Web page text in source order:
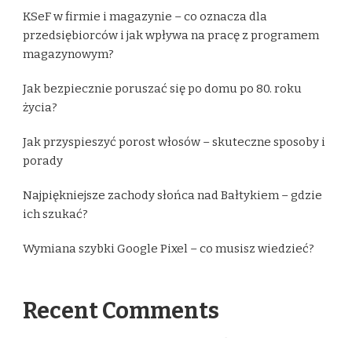
KSeF w firmie i magazynie – co oznacza dla
przedsiębiorców i jak wpływa na pracę z programem
magazynowym?
Jak bezpiecznie poruszać się po domu po 80. roku
życia?
Jak przyspieszyć porost włosów – skuteczne sposoby i
porady
Najpiękniejsze zachody słońca nad Bałtykiem – gdzie
ich szukać?
Wymiana szybki Google Pixel – co musisz wiedzieć?
Recent Comments